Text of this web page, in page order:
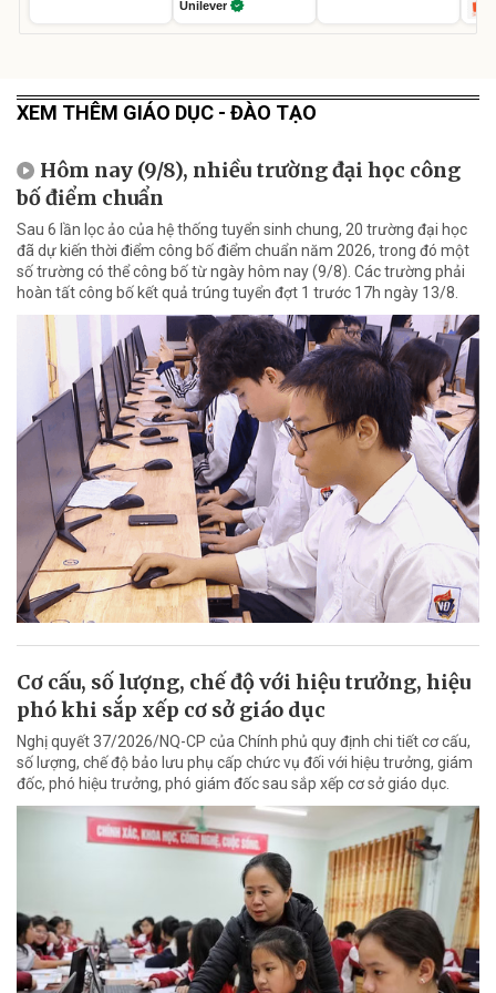
Unilever
XEM THÊM GIÁO DỤC - ĐÀO TẠO
Hôm nay (9/8), nhiều trường đại học công
bố điểm chuẩn
Sau 6 lần lọc ảo của hệ thống tuyển sinh chung, 20 trường đại học
đã dự kiến thời điểm công bố điểm chuẩn năm 2026, trong đó một
số trường có thể công bố từ ngày hôm nay (9/8). Các trường phải
hoàn tất công bố kết quả trúng tuyển đợt 1 trước 17h ngày 13/8.
Cơ cấu, số lượng, chế độ với hiệu trưởng, hiệu
phó khi sắp xếp cơ sở giáo dục
Nghị quyết 37/2026/NQ-CP của Chính phủ quy định chi tiết cơ cấu,
số lượng, chế độ bảo lưu phụ cấp chức vụ đối với hiệu trưởng, giám
đốc, phó hiệu trưởng, phó giám đốc sau sắp xếp cơ sở giáo dục.